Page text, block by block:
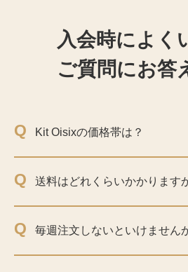
入会時によく
ご質問にお答
Q Kit Oisixの価格帯は？
Q 送料はどれくらいかかります
Q 毎週注文しないといけません